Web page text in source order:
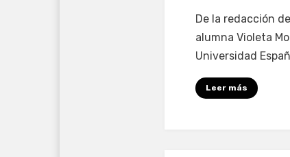
porEnrique
De la redacción
alumna Violeta
Universidad
Leer más